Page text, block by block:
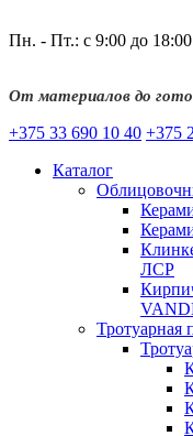
Пн. - Пт.: с 9:00 до 18:00
От материалов до
+375 33 690 10 40 +375
Каталог
ЛСР
Тротуарная